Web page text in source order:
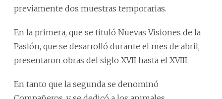
previamente dos muestras temporarias.
En la primera, que se tituló Nuevas Visiones de la
Pasión, que se desarrolló durante el mes de abril,
presentaron obras del siglo XVII hasta el XVIII.
En tanto que la segunda se denominó